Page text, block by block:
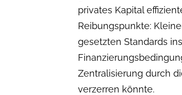
privates Kapital
Reibungspunkte:
gesetzten Standards
Zentralisierung durch
verzerren könnte.